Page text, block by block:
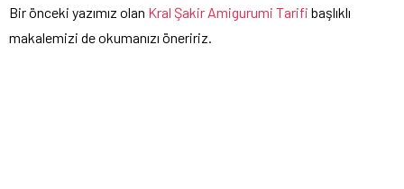
Bir önceki yazımız olan Kral Şakir Amigurumi Tarifi başlıklı
makalemizi de okumanızı öneririz.